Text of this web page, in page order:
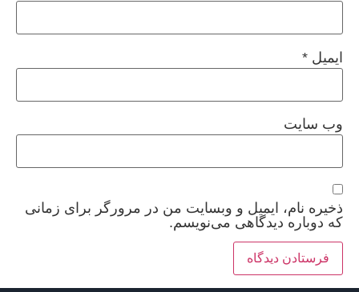
ایمیل *
وب‌ سایت
ذخیره نام، ایمیل و وبسایت من در مرورگر برای زمانی
که دوباره دیدگاهی می‌نویسم.